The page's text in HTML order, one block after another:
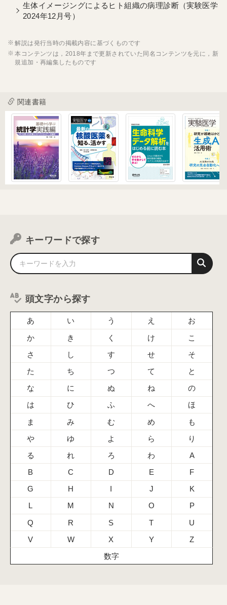
生体イメージングによるヒト組織の病理診断（実験医学
2024年12月号）
解説は発行当時の掲載内容に基づくものです
本コンテンツは，2018年まで更新されていた同名コンテンツを元に，新
規追加・再編集したものです
関連書籍
キーワードで探す
頭文字から探す
あ い う え
お
か
き く け
こ
さ
し す せ
そ
た
ち つ て
と
な
に ぬ ね
の
は
ひ ふ へ
ほ
ま
み む め
も
や
ゆ よ ら
り
る
れ ろ わ
A
B
C D E
F
G
H I J
K
L
M N O
P
Q
R S T
U
V
W X Y
Z
数字